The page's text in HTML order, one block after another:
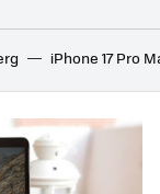
iPhone 17 Pro